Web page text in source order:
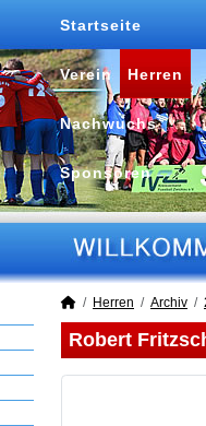
Startseite
Verein Herren
Nachwuchs
Sponsoren
Herren Archiv
Robert